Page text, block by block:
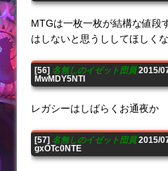
MTGは一枚一枚が結構な値段
はしないと思うししてほしく
[56] 名無しのイゼット団員2015/
MwMDY5NTI
レガシーはしばらくお通夜か
[57] 名無しのイゼット団員2015/
gxOTc0NTE